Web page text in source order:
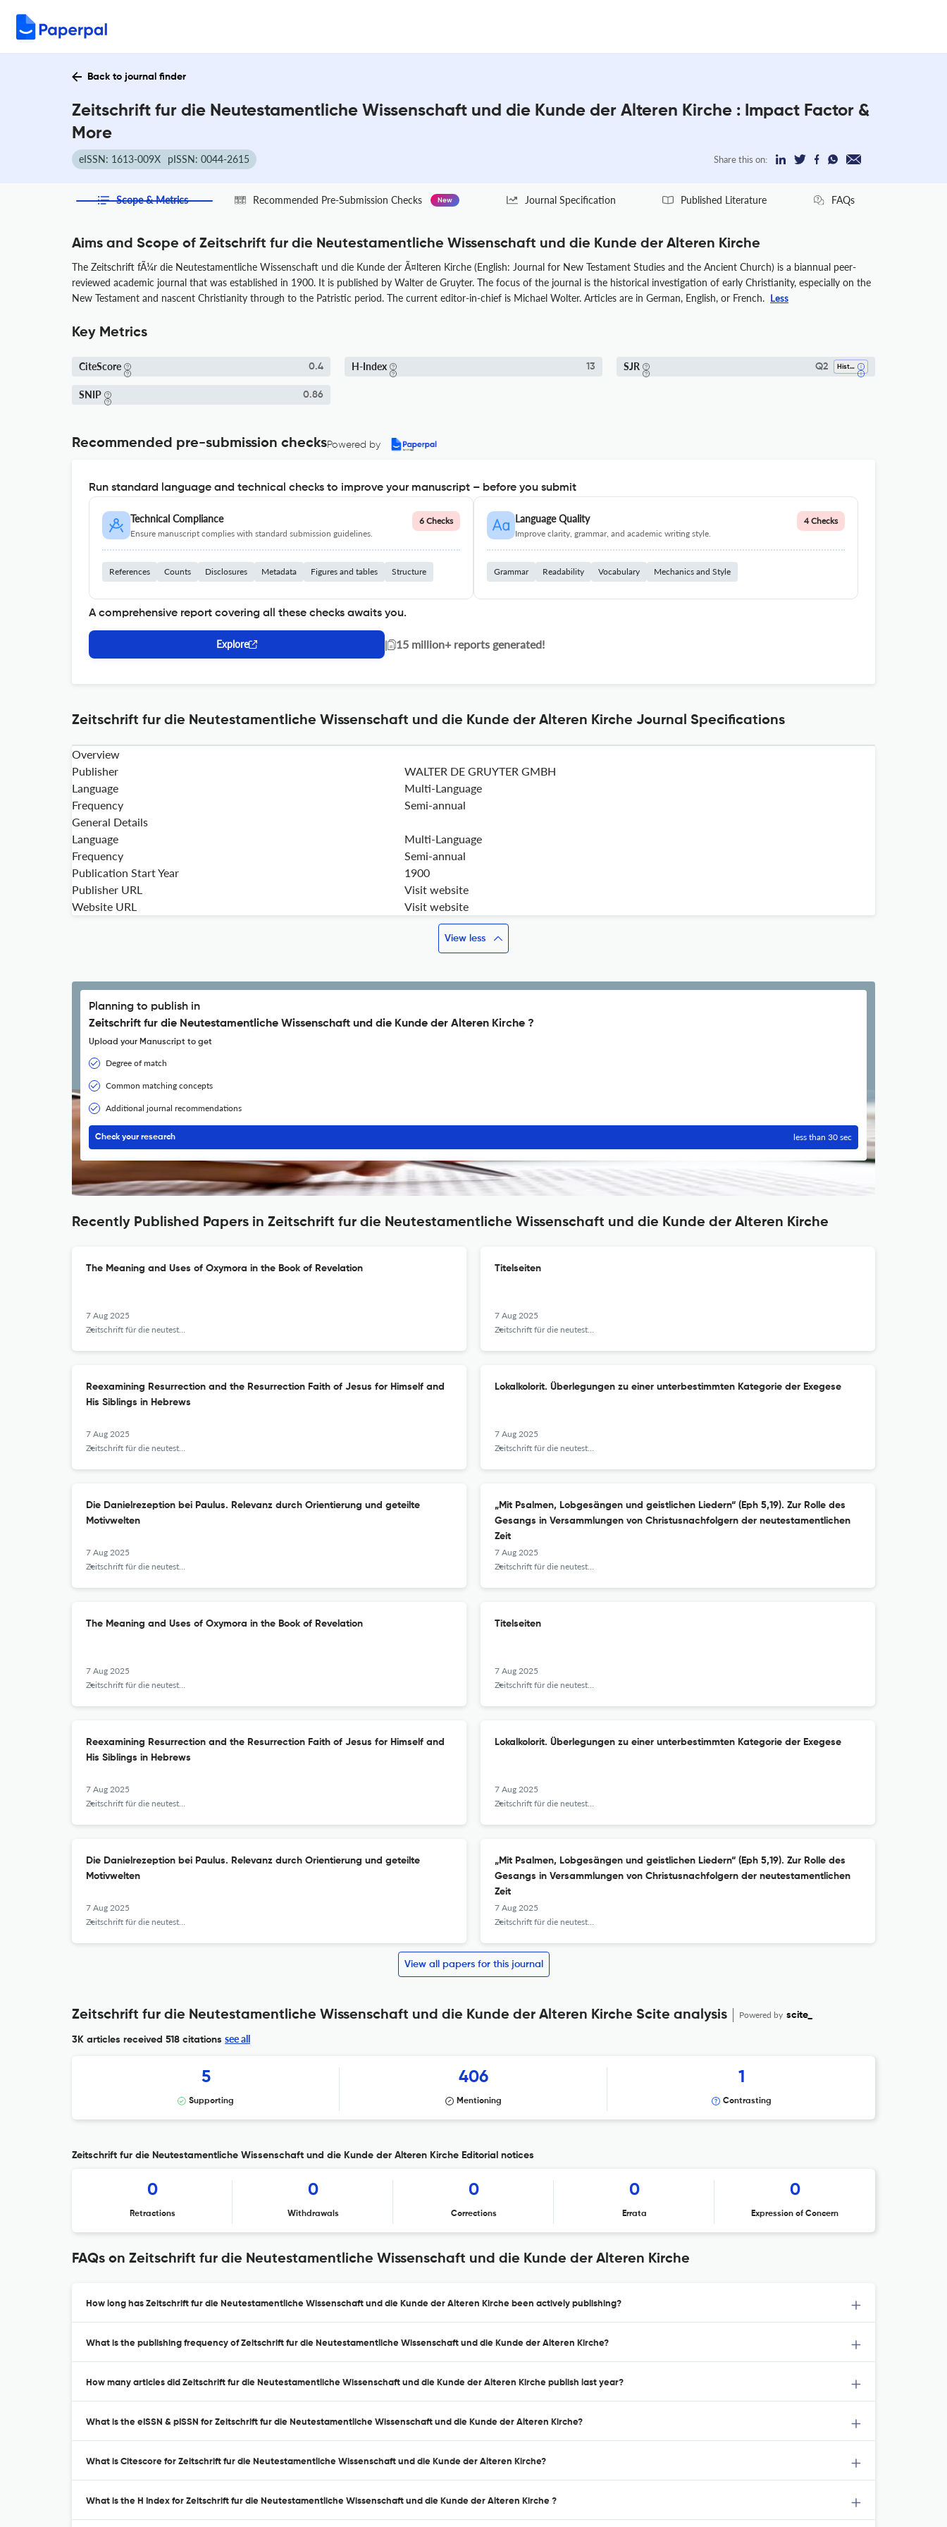
Back to journal finder
Zeitschrift fur die Neutestamentliche Wissenschaft und die Kunde der Alteren Kirche : Impact Factor &
More
eISSN: 1613-009X pISSN: 0044-2615 Share this on:
Scope & Metrics Recommended Pre-Submission Checks New Journal Specification Published Literature FAQs
Aims and Scope of Zeitschrift fur die Neutestamentliche Wissenschaft und die Kunde der Alteren Kirche
The Zeitschrift fÃ¼r die Neutestamentliche Wissenschaft und die Kunde der Ã¤lteren Kirche (English: Journal for New Testament Studies and the Ancient Church) is a biannual peer-
reviewed academic journal that was established in 1900. It is published by Walter de Gruyter. The focus of the journal is the historical investigation of early Christianity, especially on the
New Testament and nascent Christianity through to the Patristic period. The current editor-in-chief is Michael Wolter. Articles are in German, English, or French. Less
Key Metrics
CiteScore 0.4 H-Index 13 SJR Q2 History
SNIP 0.86
Recommended pre-submission checksPowered by
Run standard language and technical checks to improve your manuscript – before you submit
Technical Compliance
Ensure manuscript complies with standard submission guidelines.
6 Checks
References Counts Disclosures Metadata Figures and tables Structure
Language Quality
Improve clarity, grammar, and academic writing style.
4 Checks
Grammar Readability Vocabulary Mechanics and Style
A comprehensive report covering all these checks awaits you.
Explore | 15 million+ reports generated!
Zeitschrift fur die Neutestamentliche Wissenschaft und die Kunde der Alteren Kirche Journal Specifications
Overview
Publisher
WALTER DE GRUYTER GMBH
Language
Multi-Language
Frequency
Semi-annual
General Details
Language
Multi-Language
Frequency
Semi-annual
Publication Start Year
1900
Publisher URL
Visit website
Website URL
Visit website
View less
Planning to publish in
Zeitschrift fur die Neutestamentliche Wissenschaft und die Kunde der Alteren Kirche ?
Upload your Manuscript to get
Degree of match
Common matching concepts
Additional journal recommendations
Check your research less than 30 sec
Recently Published Papers in Zeitschrift fur die Neutestamentliche Wissenschaft und die Kunde der Alteren Kirche
The Meaning and Uses of Oxymora in the Book of Revelation
7 Aug 2025
Zeitschrift für die neutestamentliche Wissenschaft
Titelseiten
7 Aug 2025
Zeitschrift für die neutestamentliche Wissenschaft
Reexamining Resurrection and the Resurrection Faith of Jesus for Himself and
His Siblings in Hebrews
7 Aug 2025
Zeitschrift für die neutestamentliche Wissenschaft
Lokalkolorit. Überlegungen zu einer unterbestimmten Kategorie der Exegese
7 Aug 2025
Zeitschrift für die neutestamentliche Wissenschaft
Die Danielrezeption bei Paulus. Relevanz durch Orientierung und geteilte
Motivwelten
7 Aug 2025
Zeitschrift für die neutestamentliche Wissenschaft
„Mit Psalmen, Lobgesängen und geistlichen Liedern“ (Eph 5,19). Zur Rolle des
Gesangs in Versammlungen von Christusnachfolgern der neutestamentlichen
Zeit
7 Aug 2025
Zeitschrift für die neutestamentliche Wissenschaft
The Meaning and Uses of Oxymora in the Book of Revelation
7 Aug 2025
Zeitschrift für die neutestamentliche Wissenschaft
Titelseiten
7 Aug 2025
Zeitschrift für die neutestamentliche Wissenschaft
Reexamining Resurrection and the Resurrection Faith of Jesus for Himself and
His Siblings in Hebrews
7 Aug 2025
Zeitschrift für die neutestamentliche Wissenschaft
Lokalkolorit. Überlegungen zu einer unterbestimmten Kategorie der Exegese
7 Aug 2025
Zeitschrift für die neutestamentliche Wissenschaft
Die Danielrezeption bei Paulus. Relevanz durch Orientierung und geteilte
Motivwelten
7 Aug 2025
Zeitschrift für die neutestamentliche Wissenschaft
„Mit Psalmen, Lobgesängen und geistlichen Liedern“ (Eph 5,19). Zur Rolle des
Gesangs in Versammlungen von Christusnachfolgern der neutestamentlichen
Zeit
7 Aug 2025
Zeitschrift für die neutestamentliche Wissenschaft
View all papers for this journal
Zeitschrift fur die Neutestamentliche Wissenschaft und die Kunde der Alteren Kirche Scite analysis Powered by scite_
3K articles received 518 citations see all
5
Supporting
406
Mentioning
1
Contrasting
Zeitschrift fur die Neutestamentliche Wissenschaft und die Kunde der Alteren Kirche Editorial notices
0
Retractions
0
Withdrawals
0
Corrections
0
Errata
0
Expression of Concern
FAQs on Zeitschrift fur die Neutestamentliche Wissenschaft und die Kunde der Alteren Kirche
How long has Zeitschrift fur die Neutestamentliche Wissenschaft und die Kunde der Alteren Kirche been actively publishing?
What is the publishing frequency of Zeitschrift fur die Neutestamentliche Wissenschaft und die Kunde der Alteren Kirche?
How many articles did Zeitschrift fur die Neutestamentliche Wissenschaft und die Kunde der Alteren Kirche publish last year?
What is the eISSN & pISSN for Zeitschrift fur die Neutestamentliche Wissenschaft und die Kunde der Alteren Kirche?
What is Citescore for Zeitschrift fur die Neutestamentliche Wissenschaft und die Kunde der Alteren Kirche?
What is the H Index for Zeitschrift fur die Neutestamentliche Wissenschaft und die Kunde der Alteren Kirche ?